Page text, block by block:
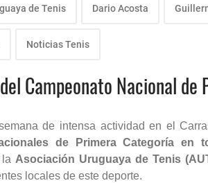
de Tenis Dario Acosta
Noticias Tenis
Campeonato Nacional
de intensa actividad en el
de Primera Categoría en
Asociación Uruguaya de Tenis
locales de este deporte.